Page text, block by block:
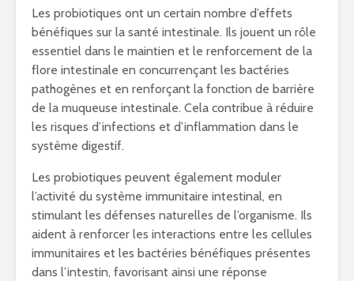
Les probiotiques ont un certain nombre d’effets
bénéfiques sur la santé intestinale. Ils jouent un rôle
essentiel dans le maintien et le renforcement de la
flore intestinale en concurrençant les bactéries
pathogènes et en renforçant la fonction de barrière
de la muqueuse intestinale. Cela contribue à réduire
les risques d’infections et d’inflammation dans le
système digestif.
Les probiotiques peuvent également moduler
l’activité du système immunitaire intestinal, en
stimulant les défenses naturelles de l’organisme. Ils
aident à renforcer les interactions entre les cellules
immunitaires et les bactéries bénéfiques présentes
dans l’intestin, favorisant ainsi une réponse